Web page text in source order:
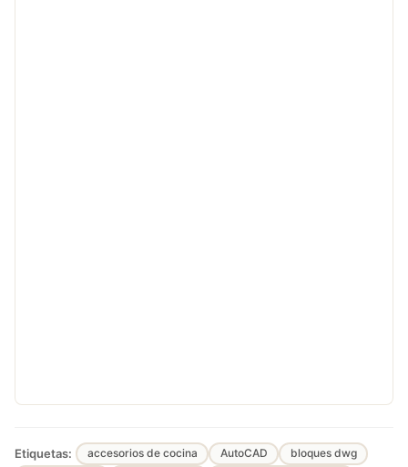
Etiquetas: accesorios de cocina AutoCAD
bloques dwg